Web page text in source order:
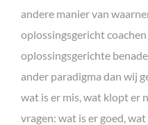
andere manier van
oplossingsgericht
oplossingsgerichte
ander paradigma dan wij
wat is er mis, wat klopt er
vragen: wat is er goed,